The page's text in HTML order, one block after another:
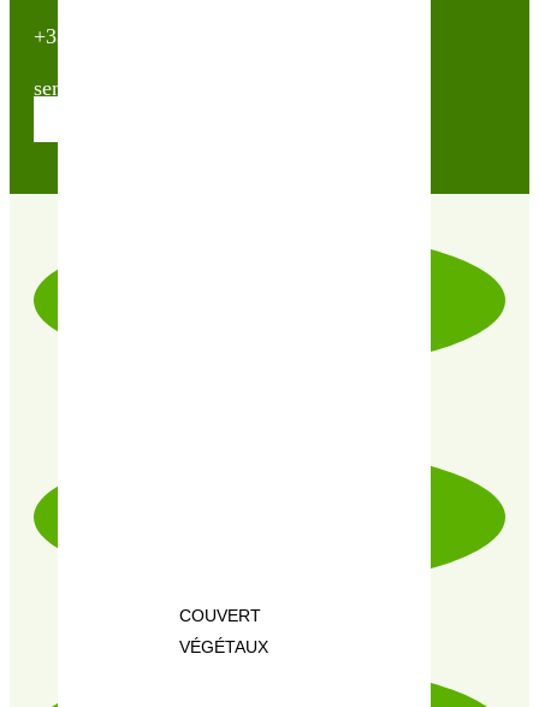
COUVERT
VÉGÉTAUX
+33(0)2 40 23 63 24
sembio@partnerandco.fr
PRODUITS CERTIFIÉ 100% BIO